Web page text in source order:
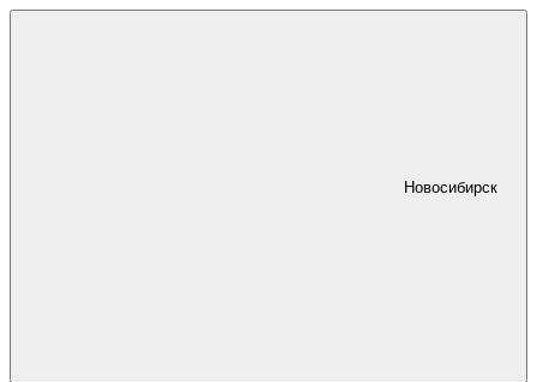
Новосибирск